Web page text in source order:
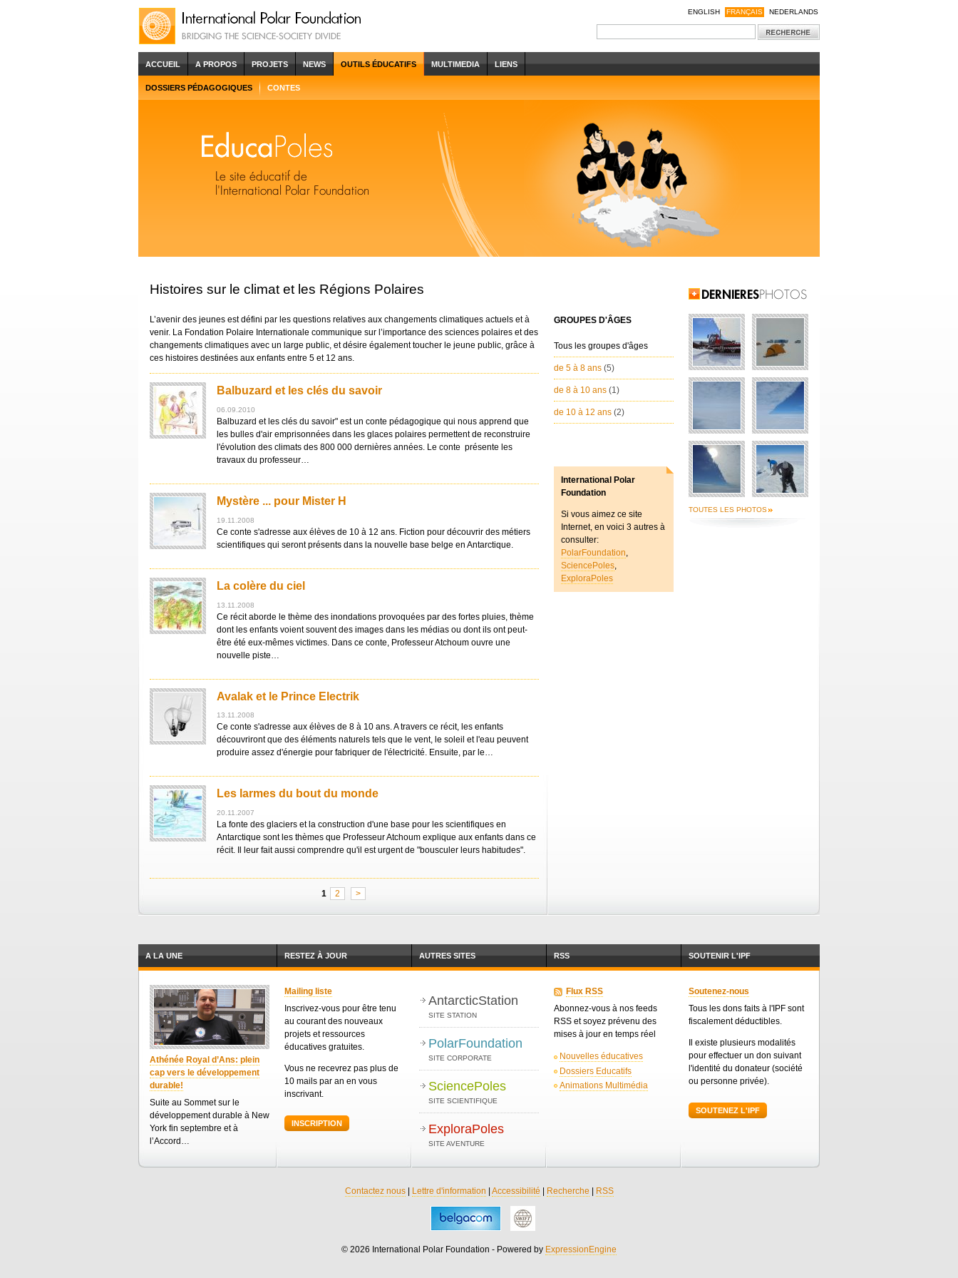
ENGLISH FRANÇAIS NEDERLANDS
ACCUEIL A PROPOS PROJETS NEWS OUTILS ÉDUCATIFS MULTIMEDIA LIENS
DOSSIERS PÉDAGOGIQUES CONTES
Histoires sur le climat et les Régions Polaires
L’avenir des jeunes est défini par les questions relatives aux changements climatiques actuels et à
venir. La Fondation Polaire Internationale communique sur l’importance des sciences polaires et des
changements climatiques avec un large public, et désire également toucher le jeune public, grâce à
ces histoires destinées aux enfants entre 5 et 12 ans.
Balbuzard et les clés du savoir
06.09.2010
Balbuzard et les clés du savoir" est un conte pédagogique qui nous apprend que
les bulles d'air emprisonnées dans les glaces polaires permettent de reconstruire
l'évolution des climats des 800 000 dernières années. Le conte présente les
travaux du professeur…
Mystère ... pour Mister H
19.11.2008
Ce conte s'adresse aux élèves de 10 à 12 ans. Fiction pour découvrir des métiers
scientifiques qui seront présents dans la nouvelle base belge en Antarctique.
La colère du ciel
13.11.2008
Ce récit aborde le thème des inondations provoquées par des fortes pluies, thème
dont les enfants voient souvent des images dans les médias ou dont ils ont peut-
être été eux-mêmes victimes. Dans ce conte, Professeur Atchoum ouvre une
nouvelle piste…
Avalak et le Prince Electrik
13.11.2008
Ce conte s'adresse aux élèves de 8 à 10 ans. A travers ce récit, les enfants
découvriront que des éléments naturels tels que le vent, le soleil et l'eau peuvent
produire assez d'énergie pour fabriquer de l'électricité. Ensuite, par le…
Les larmes du bout du monde
20.11.2007
La fonte des glaciers et la construction d'une base pour les scientifiques en
Antarctique sont les thèmes que Professeur Atchoum explique aux enfants dans ce
récit. Il leur fait aussi comprendre qu'il est urgent de "bousculer leurs habitudes".
1 2 >
GROUPES D'ÂGES
Tous les groupes d'âges
de 5 à 8 ans (5)
de 8 à 10 ans (1)
de 10 à 12 ans (2)
International Polar
Foundation
Si vous aimez ce site
Internet, en voici 3 autres à
consulter:
PolarFoundation,
SciencePoles,
ExploraPoles
Latest Pictures
TOUTES LES PHOTOS
A LA UNE
Athénée Royal d’Ans: plein
cap vers le développement
durable!
Suite au Sommet sur le
développement durable à New
York fin septembre et à
l’Accord…
RESTEZ À JOUR
Mailing liste
Inscrivez-vous pour être tenu
au courant des nouveaux
projets et ressources
éducatives gratuites.
Vous ne recevrez pas plus de
10 mails par an en vous
inscrivant.
INSCRIPTION
AUTRES SITES
AntarcticStation
SITE STATION
PolarFoundation
SITE CORPORATE
SciencePoles
SITE SCIENTIFIQUE
ExploraPoles
SITE AVENTURE
RSS
Flux RSS
Abonnez-vous à nos feeds
RSS et soyez prévenu des
mises à jour en temps réel
Nouvelles éducatives
Dossiers Educatifs
Animations Multimédia
SOUTENIR L'IPF
Soutenez-nous
Tous les dons faits à l'IPF sont
fiscalement déductibles.
Il existe plusieurs modalités
pour effectuer un don suivant
l'identité du donateur (société
ou personne privée).
SOUTENEZ L'IPF
Contactez nous| Lettre d'information Accessibilité Recherche RSS
© 2026 International Polar Foundation - Powered by ExpressionEngine